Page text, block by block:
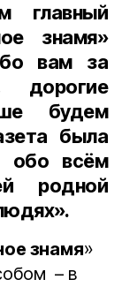
главный
знамя»
вам за
дорогие
будем
была
обо всём
родной
знамя»
– в